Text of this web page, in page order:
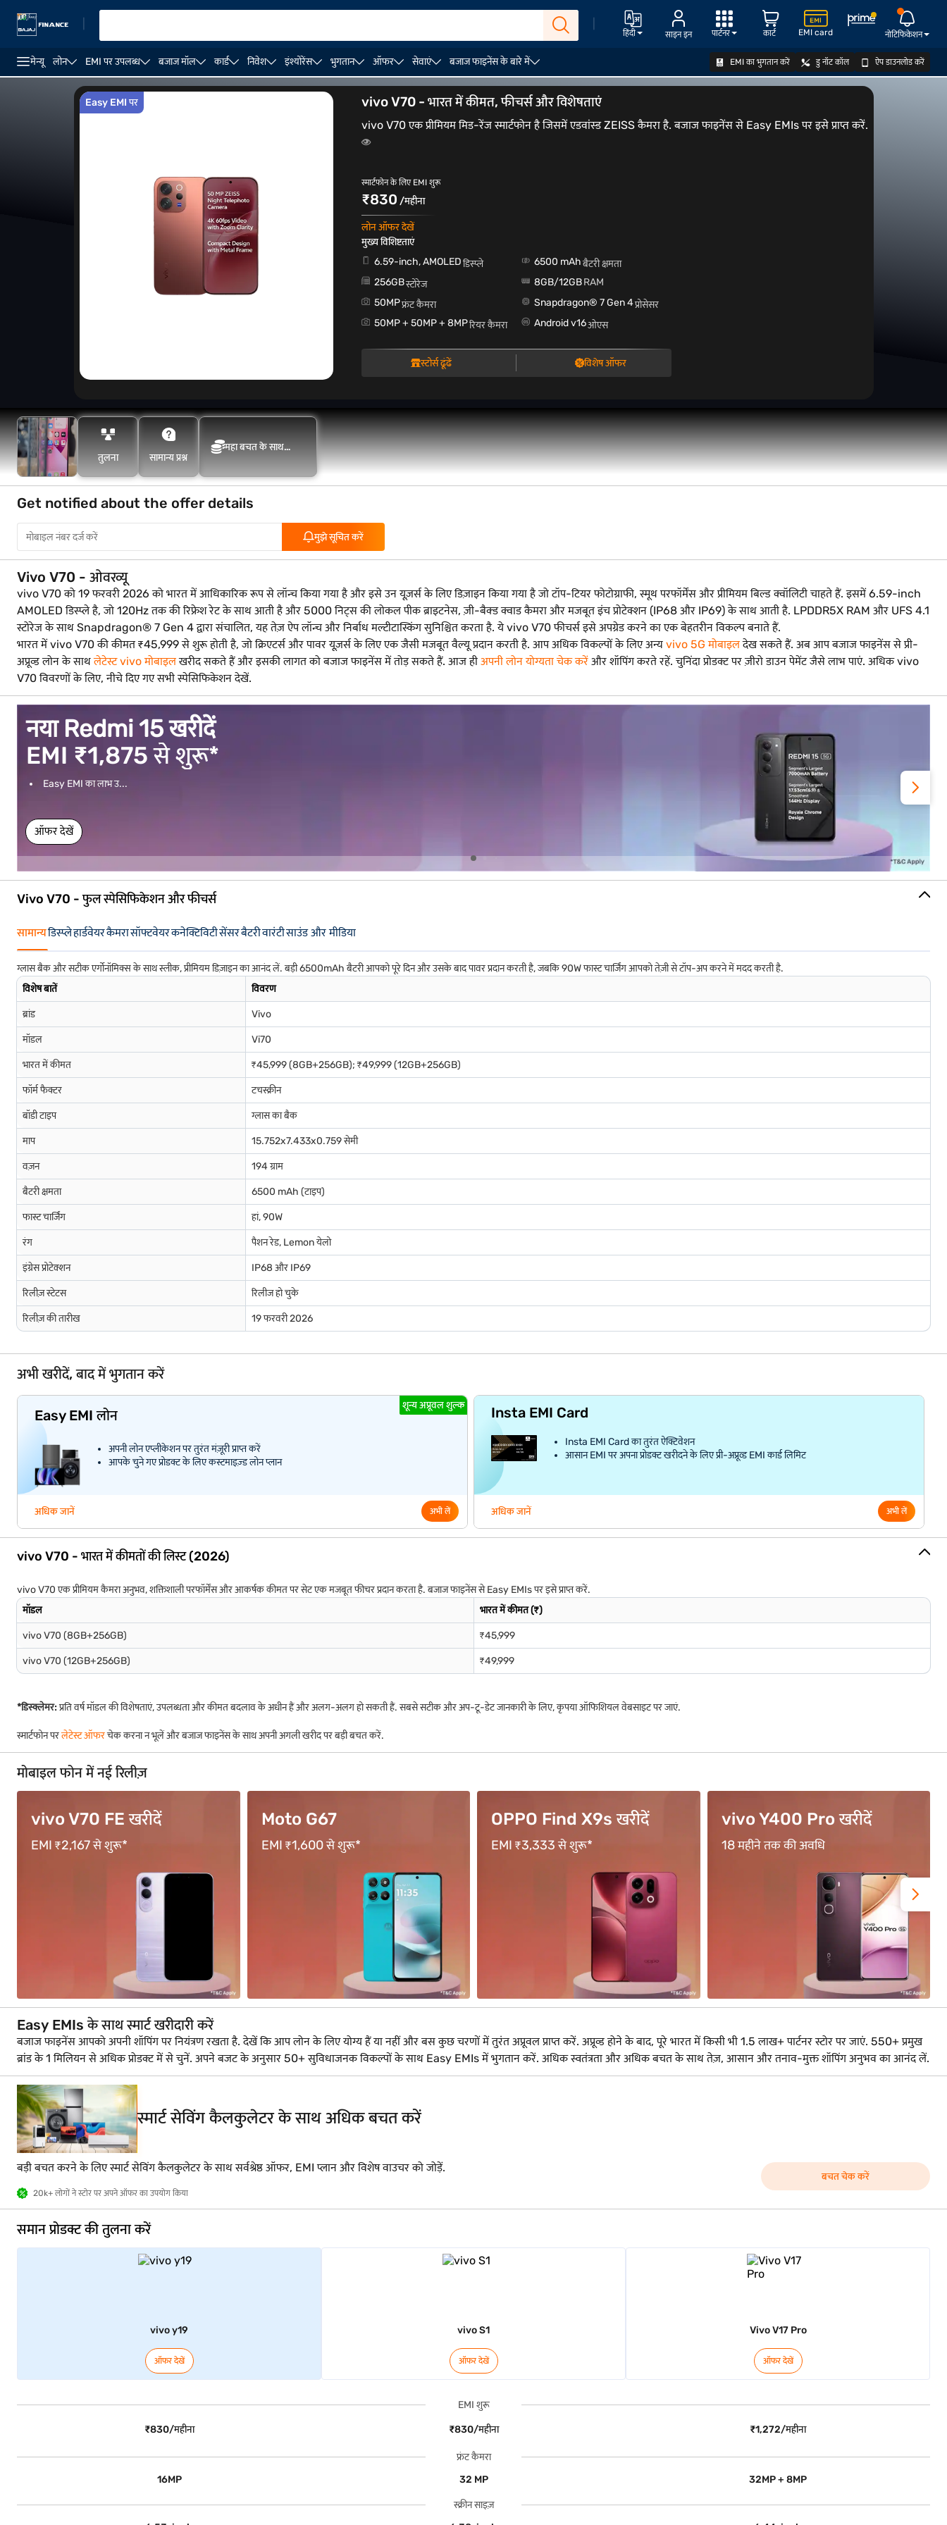
हिंदी साइन इन EMI card नोटिफिकेशन
कार्ट
पार्टनर
मेन्यू लोन EMI पर उपलब्ध बजाज मॉल कार्ड निवेश इंश्योरेंस भुगतान ऑफर सेवाएं बजाज फाइनेंस के बारे में EMI का भुगतान करें डु नॉट कॉल ऐप डाउनलोड करें
vivo V70 Elite vivo X200 vivo X110 vivo X60 ऑफर देखें
vivo V70 - भारत में कीमत, फीचर्स और विशेषताएं
vivo V70 एक प्रीमियम मिड-रेंज स्मार्टफोन है जिसमें एडवांस्ड ZEISS कैमरा है. बजाज फाइनेंस से Easy EMIs पर इसे प्राप्त करें.
Easy EMI पर
स्मार्टफोन के लिए EMI शुरू
₹830 /महीना
लोन ऑफर देखें
मुख्य विशिष्टताएं
6.59-inch, AMOLEDडिस्प्ले
256GBस्टोरेज
50MPफ्रंट कैमरा
50MP + 50MP + 8MPरियर कैमरा
6500 mAhबैटरी क्षमता
8GB/12GB RAM
Snapdragon® 7 Gen 4प्रोसेसर
Android v16ओएस
स्टोर्स ढूंढें विशेष ऑफर
तुलना सामान्य प्रश्न
महा बचत के साथ
Get notified about the offer details
मुझे सूचित करें
Vivo V70 - ओवरव्यू
vivo V70 को 19 फरवरी 2026 को भारत में आधिकारिक रूप से लॉन्च किया गया है और इसे उन यूज़र्स के लिए डिज़ाइन किया गया है जो टॉप-टियर फोटोग्राफी, स्मूथ परफॉर्मेंस और प्रीमियम बिल्ड क्वॉलिटी चाहते हैं. इसमें 6.59-inch
AMOLED डिस्प्ले है, जो 120Hz तक की रिफ्रेश रेट के साथ आती है और 5000 निट्स की लोकल पीक ब्राइटनेस, ज़ी-बैक्ड क्वाड कैमरा और मजबूत इंच प्रोटेक्शन (IP68 और IP69) के साथ आती है. LPDDR5X RAM और UFS 4.1
स्टोरेज के साथ Snapdragon® 7 Gen 4 द्वारा संचालित, यह तेज़ ऐप लॉन्च और निर्बाध मल्टीटास्किंग सुनिश्चित करता है. ये vivo V70 फीचर्स इसे अपग्रेड करने का एक बेहतरीन विकल्प बनाते हैं.
भारत में vivo V70 की कीमत ₹45,999 से शुरू होती है, जो क्रिएटर्स और पावर यूज़र्स के लिए एक जैसी मजबूत वैल्यू प्रदान करती है. आप अधिक विकल्पों के लिए अन्य vivo 5G मोबाइलदेख सकते हैं. अब आप बजाज फाइनेंस से प्री-
अप्रूव्ड लोन के साथलेटेस्ट vivo मोबाइलखरीद सकते हैं और इसकी लागत को बजाज फाइनेंस में तोड़ सकते हैं. आज ही अपनी लोन योग्यता चेक करें और शॉपिंग करते रहें. चुनिंदा प्रोडक्ट पर ज़ीरो डाउन पेमेंट जैसे लाभ पाएं. अधिक vivo
V70 विवरणों के लिए, नीचे दिए गए सभी स्पेसिफिकेशन देखें.
नया Redmi 15 खरीदें
EMI ₹1,875 से शुरू*
Easy EMI का लाभ उ...
ऑफर देखें
Vivo V70 - फुल स्पेसिफिकेशन और फीचर्स
सामान्यडिस्प्लेहार्डवेयरकैमरासॉफ्टवेयरकनेक्टिविटीसेंसरबैटरीवारंटीसाउंड और मीडिया
ग्लास बैक और सटीक एर्गोनॉमिक्स के साथ स्लीक, प्रीमियम डिज़ाइन का आनंद लें. बड़ी 6500mAh बैटरी आपको पूरे दिन और उसके बाद पावर प्रदान करती है, जबकि 90W फास्ट चार्जिंग आपको तेज़ी से टॉप-अप करने में मदद करती है.
विशेष बातें
विवरण
ब्रांड Vivo
मॉडल Vi70
भारत में कीमत ₹45,999 (8GB+256GB); ₹49,999 (12GB+256GB)
फॉर्म फैक्टर टचस्क्रीन
बॉडी टाइप ग्लास का बैक
माप 15.752x7.433x0.759 सेमी
वज़न 194 ग्राम
बैटरी क्षमता 6500 mAh (टाइप)
फास्ट चार्जिंग हां, 90W
रंग पैशन रेड, Lemon येलो
इंग्रेस प्रोटेक्शन IP68 और IP69
रिलीज़ स्टेटस रिलीज हो चुके
रिलीज़ की तारीख 19 फरवरी 2026
अभी खरीदें, बाद में भुगतान करें
शून्य अप्रूवल शुल्क
Easy EMI लोन
अपनी लोन एप्लीकेशन पर तुरंत मंज़ूरी प्राप्त करें
आपके चुने गए प्रोडक्ट के लिए कस्टमाइज़्ड लोन प्लान
अधिक जानें अभी लें
Insta EMI Card
Insta EMI Card का तुरंत ऐक्टिवेशन
आसान EMI पर अपना प्रोडक्ट खरीदने के लिए प्री-अप्रूव्ड EMI कार्ड लिमिट
अधिक जानें अभी लें
vivo V70 - भारत में कीमतों की लिस्ट (2026)
vivo V70 एक प्रीमियम कैमरा अनुभव, शक्तिशाली परफॉर्मेंस और आकर्षक कीमत पर सेट एक मजबूत फीचर प्रदान करता है. बजाज फाइनेंस से Easy EMIs पर इसे प्राप्त करें.
मॉडल
भारत में कीमत (₹)
vivo V70 (8GB+256GB) ₹45,999
vivo V70 (12GB+256GB) ₹49,999
*डिस्क्लेमर:प्रति वर्ष मॉडल की विशेषताएं, उपलब्धता और कीमत बदलाव के अधीन हैं और अलग-अलग हो सकती हैं. सबसे सटीक और अप-टू-डेट जानकारी के लिए, कृपया ऑफिशियल वेबसाइट पर जाएं.
स्मार्टफोन परलेटेस्ट ऑफरचेक करना न भूलें और बजाज फाइनेंस के साथ अपनी अगली खरीद पर बड़ी बचत करें.
मोबाइल फोन में नई रिलीज़
Moto G67
EMI ₹1,600 से शुरू*
OPPO Find X9s खरीदें
EMI ₹3,333 से शुरू*
vivo Y400 Pro खरीदें
18 महीने तक की अवधि
BFL500 कोड का उपयोग ...
₹500 का सीधा कैशबैक पाएं*
Easy EMIs के साथ स्मार्ट खरीदारी करें
बजाज फाइनेंस आपको अपनी शॉपिंग पर नियंत्रण रखता है. देखें कि आप लोन के लिए योग्य हैं या नहीं और बस कुछ चरणों में तुरंत अप्रूवल प्राप्त करें. अप्रूव्ड होने के बाद, पूरे भारत में किसी भी 1.5 लाख+ पार्टनर स्टोर पर जाएं. 550+ प्रमुख
ब्रांड के 1 मिलियन से अधिक प्रोडक्ट में से चुनें. अपने बजट के अनुसार 50+ सुविधाजनक विकल्पों के साथ Easy EMIs में भुगतान करें. अधिक स्वतंत्रता और अधिक बचत के साथ तेज़, आसान और तनाव-मुक्त शॉपिंग अनुभव का आनंद लें.
स्मार्ट सेविंग कैलकुलेटर के साथ अधिक बचत करें
बड़ी बचत करने के लिए स्मार्ट सेविंग कैलकुलेटर के साथ सर्वश्रेष्ठ ऑफर, EMI प्लान और विशेष वाउचर को जोड़ें.
20k+ लोगों ने स्टोर पर अपने ऑफर का उपयोग किया
बचत चेक करें
समान प्रोडक्ट की तुलना करें
vivo y19
ऑफर देखें
vivo S1
ऑफर देखें
Vivo V17 Pro
ऑफर देखें
EMI शुरू
₹830/महीना ₹830/महीना ₹1,272/महीना
फ्रंट कैमरा
16MP
32 MP 32MP + 8MP
स्क्रीन साइज़